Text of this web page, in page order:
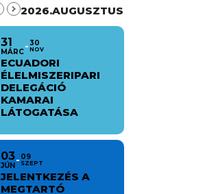
2026.AUGUSZTUS
31
MÁRC
30
NOV
ECUADORI
ÉLELMISZERIPARI
DELEGÁCIÓ
KAMARAI
LÁTOGATÁSA
03
JÚN
09
SZEPT
JELENTKEZÉS A
MEGTARTÓ